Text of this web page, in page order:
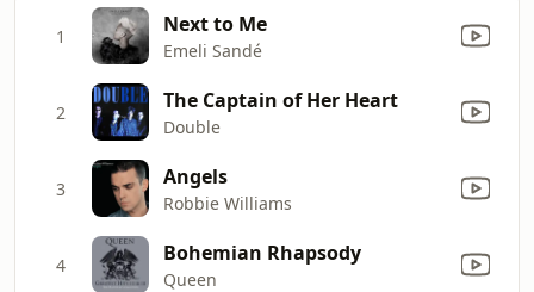
1 Next to Me
Emeli Sandé
2 The Captain of Her Heart
Double
3 Angels
Robbie Williams
4 Bohemian Rhapsody
Queen